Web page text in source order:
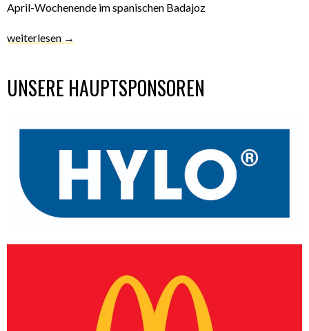
April-Wochenende im spanischen Badajoz
„Siegreich
Cup
weiterlesen →
UNSERE HAUPTSPONSOREN